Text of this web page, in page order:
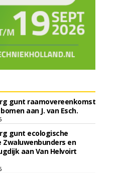
gunt raamovereenkomst
aan J. van Esch.
gunt ecologische
en
aan Van Helvoirt